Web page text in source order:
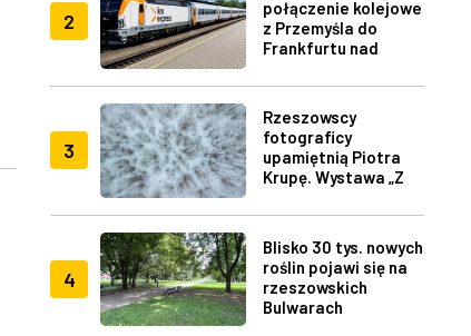
2
połączenie kolejowe
z Przemyśla do
Frankfurtu nad
3
Rzeszowscy
fotograficy
upamiętnią Piotra
Krupę. Wystawa „Z
4
Blisko 30 tys. nowych
roślin pojawi się na
rzeszowskich
Bulwarach